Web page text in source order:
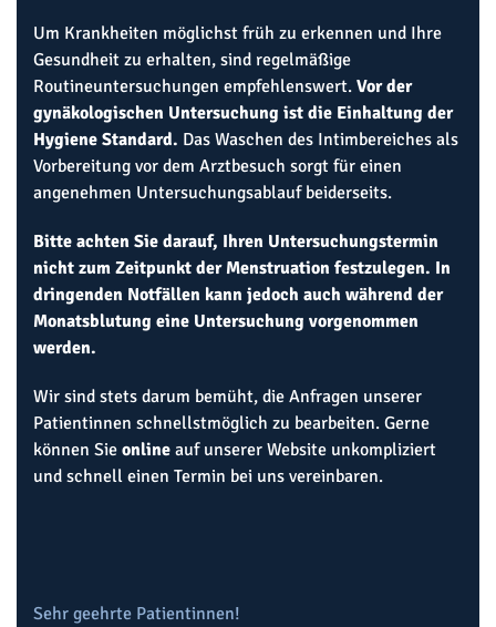
Um Krankheiten möglichst früh zu erkennen und Ihre
Gesundheit zu erhalten, sind regelmäßige
Routineuntersuchungen empfehlenswert. Vor der
gynäkologischen Untersuchung ist die Einhaltung der
Hygiene Standard. Das Waschen des Intimbereiches als
Vorbereitung vor dem Arztbesuch sorgt für einen
angenehmen Untersuchungsablauf beiderseits.
Bitte achten Sie darauf, Ihren Untersuchungstermin
nicht zum Zeitpunkt der Menstruation festzulegen. In
dringenden Notfällen kann jedoch auch während der
Monatsblutung eine Untersuchung vorgenommen
werden.
Wir sind stets darum bemüht, die Anfragen unserer
Patientinnen schnellstmöglich zu bearbeiten. Gerne
können Sie online auf unserer Website unkompliziert
und schnell einen Termin bei uns vereinbaren.
Sehr geehrte Patientinnen!